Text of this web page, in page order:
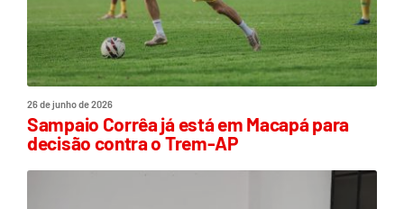
26 de junho de 2026
Sampaio Corrêa já está em Macapá para
decisão contra o Trem-AP